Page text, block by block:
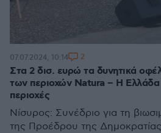
Στα 2 δισ. ευρώ τα δυνητικά
των περιοχών Natura – Η Ελλάδα
περιοχές
Νίσυρος: Συνέδριο για τη
της Προέδρου της Δημοκρατίας
07.07.2024, 10:14 2